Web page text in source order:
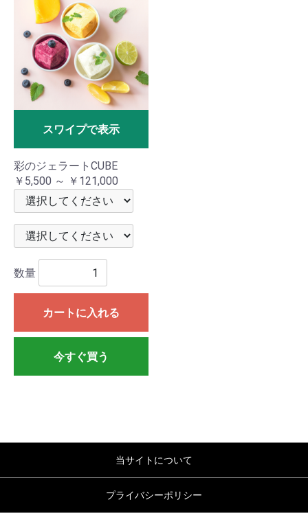
スワイプで表示
彩のジェラートCUBE
￥5,500 ～ ￥121,000
数量
カートに入れる
今すぐ買う
当サイトについて
プライバシーポリシー